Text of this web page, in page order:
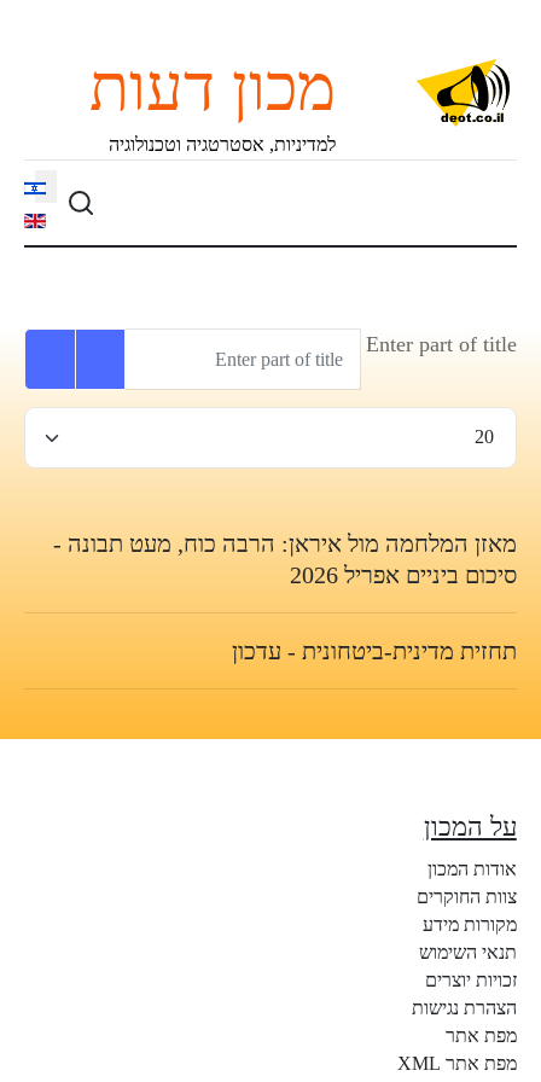
מכון דעות
למדיניות, אסטרטגיה וטכנולוגיה
Enter part of title
הצגת #
מאזן המלחמה מול איראן: הרבה כוח, מעט תבונה -
סיכום ביניים אפריל 2026
תחזית מדינית-ביטחונית - עדכון
על המכון
אודות המכון
צוות החוקרים
מקורות מידע
תנאי השימוש
זכויות יוצרים
הצהרת נגישות
מפת אתר
מפת אתר XML